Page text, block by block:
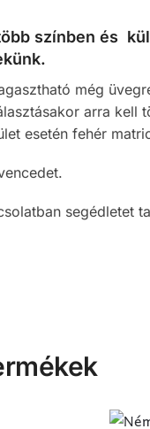
színben és
még
arra kell
esetén fehér
segédletet